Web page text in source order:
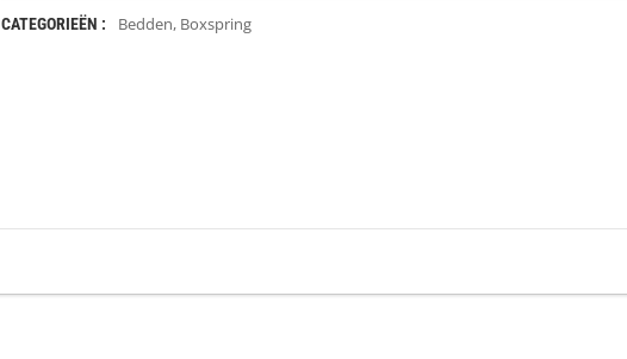
CATEGORIEËN : Bedden, Boxspring